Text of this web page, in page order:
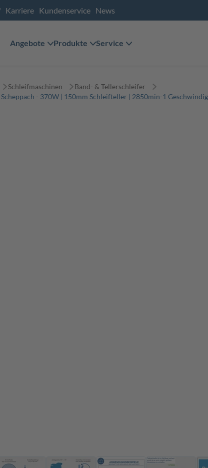
Karriere Kundenservice News
Angebote Produkte Service
Schleifmaschinen
Band- & Tellerschleifer
- 370W | 150mm Schleifteller | 2850min-1